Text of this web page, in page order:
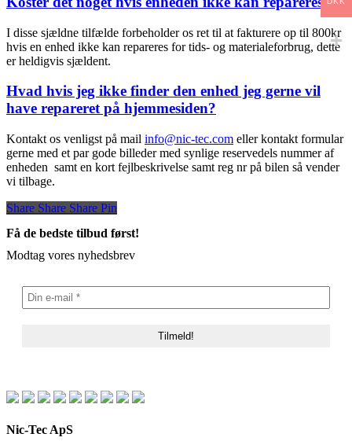
I disse sjældne tilfælde forbeholder os ret til at fakturere op til 800kr
hvis en enhed ikke kan repareres for tids- og materialeforbrug, dette
er heldigvis sjældent.
Hvad hvis jeg ikke finder den enhed jeg gerne vil
have repareret på hjemmesiden?
Kontakt os venligst på mail info@nic-tec.com eller kontakt formular
gerne med et par gode billeder med synlige reservedels nummer af
enheden samt en kort fejlbeskrivelse samt reg nr på bilen så vender
vi tilbage.
Share
Share Share Share Pin
Få de bedste tilbud først!
Modtag vores nyhedsbrev
Nic-Tec ApS